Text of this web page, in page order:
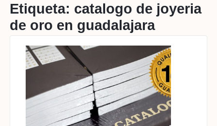
de
apertura
Etiqueta: catalogo de joyeria
de oro en guadalajara